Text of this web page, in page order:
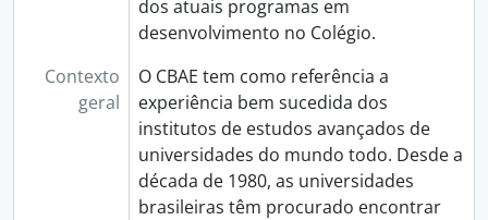
dos atuais programas em
desenvolvimento no Colégio.
Contexto
geral
O CBAE tem como referência a
experiência bem sucedida dos
institutos de estudos avançados de
universidades do mundo todo. Desde a
década de 1980, as universidades
brasileiras têm procurado encontrar